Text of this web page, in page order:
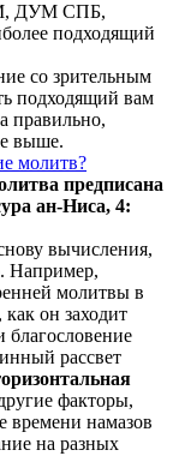
ДУМ СПБ,
подходящий
со зрительным
подходящий вам
правильно,
выше.
молитв?
предписана
ан-Ниса, 4:
вычисления,
Например,
молитвы в
он заходит
рассвет
факторы,
времени намазов
на разных